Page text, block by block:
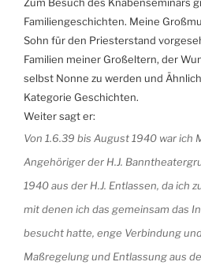
Zum Besuch des Knabenseminars
Familiengeschichten. Meine
Sohn für den Priesterstand
Familien meiner Großeltern, der
selbst Nonne zu werden und
Kategorie Geschichten.
Weiter sagt er:
Von 1.6.39 bis August 1940 war ich
Angehöriger der H.J.
1940 aus der H.J. Entlassen, da ich
mit denen ich das gemeinsam das
besucht hatte, enge Verbindung
Maßregelung und Entlassung aus